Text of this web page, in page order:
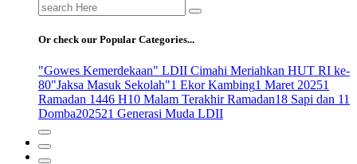
Search
for:
Or check our Popular Categories...
"Gowes Kemerdekaan" LDII Cimahi Meriahkan HUT RI ke-
80"Jaksa Masuk Sekolah"1 Ekor Kambing1 Maret 20251
Ramadan 1446 H10 Malam Terakhir Ramadan18 Sapi dan 11
Domba202521 Generasi Muda LDII